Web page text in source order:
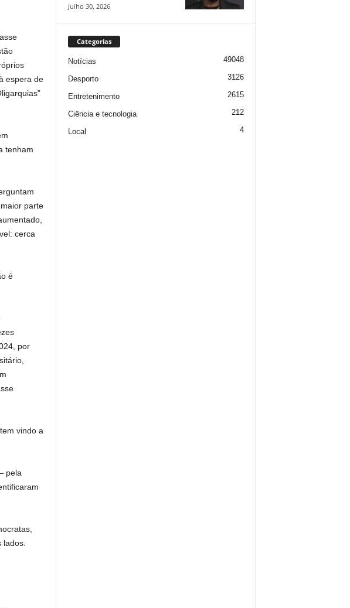
espera de
tenham
parte
cerca
é
por
vindo a
pela
Julho 30, 2026
Categorias
Notícias 49048
Desporto 3126
Entretenimento 2615
Ciência e tecnologia 212
Local 4